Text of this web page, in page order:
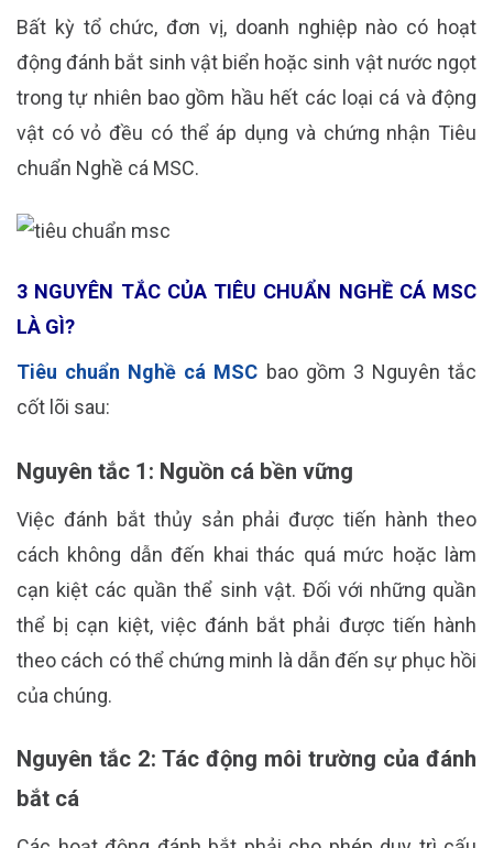
Bất kỳ tổ chức, đơn vị, doanh nghiệp nào có hoạt
động đánh bắt sinh vật biển hoặc sinh vật nước ngọt
trong tự nhiên bao gồm hầu hết các loại cá và động
vật có vỏ đều có thể áp dụng và chứng nhận Tiêu
chuẩn Nghề cá MSC.
3 NGUYÊN TẮC CỦA TIÊU CHUẨN NGHỀ CÁ MSC
LÀ GÌ?
Tiêu chuẩn Nghề cá MSC bao gồm 3 Nguyên tắc
cốt lõi sau:
Nguyên tắc 1: Nguồn cá bền vững
Việc đánh bắt thủy sản phải được tiến hành theo
cách không dẫn đến khai thác quá mức hoặc làm
cạn kiệt các quần thể sinh vật. Đối với những quần
thể bị cạn kiệt, việc đánh bắt phải được tiến hành
theo cách có thể chứng minh là dẫn đến sự phục hồi
của chúng.
Nguyên tắc 2: Tác động môi trường của đánh
bắt cá